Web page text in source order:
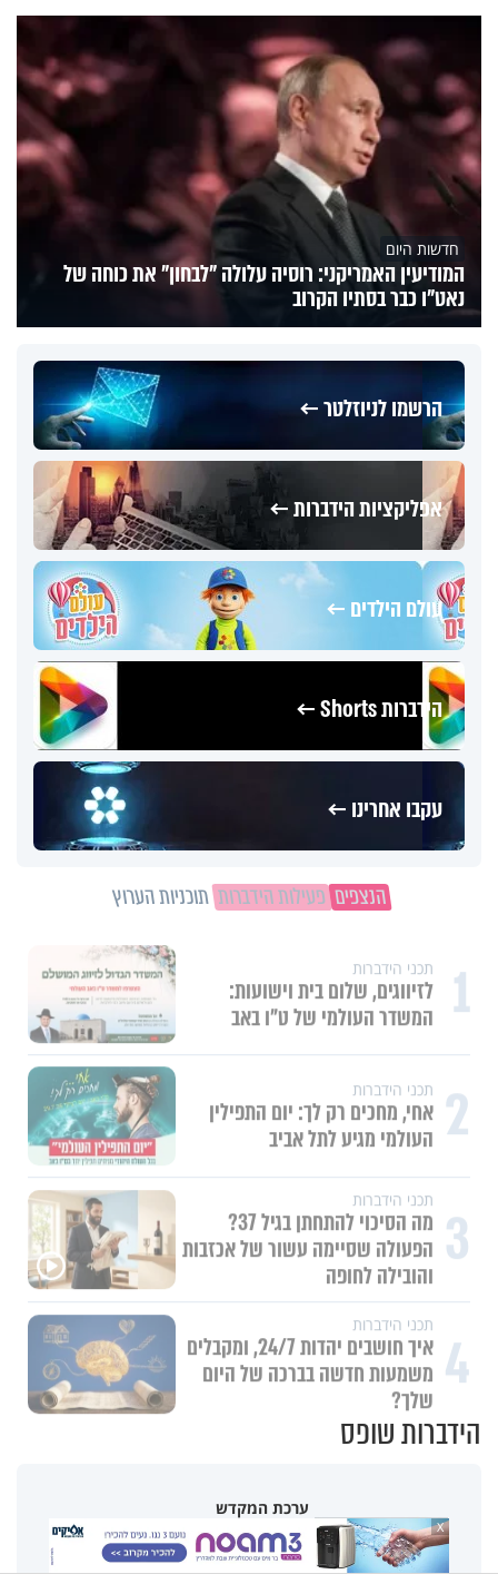
חדשות היום
המודיעין האמריקני: רוסיה עלולה "לבחון" את כוחה של
נאט"ו כבר בסתיו הקרוב
הרשמו לניוזלטר ←
אפליקציות הידברות ←
עולם הילדים ←
הידברות Shorts ←
עקבו אחרינו ←
הנצפים פעילות הידברות תוכניות הערוץ
1
לזיווגים, שלום בית וישועות:
המשדר העולמי של ט"ו באב
2 אחי, מחכים רק לך: יום התפילין
העולמי מגיע לתל אביב
3
מה הסיכוי להתחתן בגיל 37?
הפעולה שסיימה עשור של אכזבות
והובילה לחופה
4
איך חושבים יהדות 24/7, ומקבלים
משמעות חדשה בברכה של היום
שלך?
הידברות שופס
ערכת המקדש
690 X